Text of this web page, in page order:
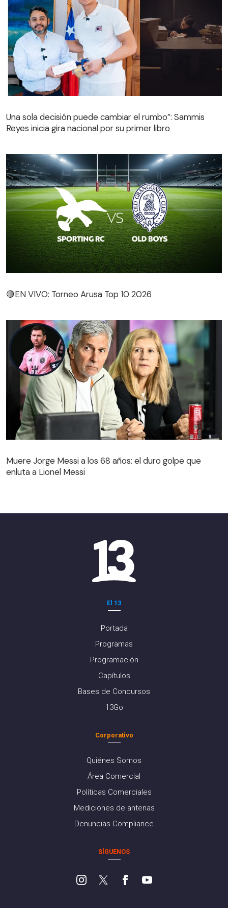
Una sola decisión puede cambiar el rumbo”: Sammis
Reyes inicia gira nacional por su primer libro
🔴EN VIVO: Torneo Arusa Top 10 2026
Muere Jorge Messi a los 68 años: el duro golpe que
enluta a Lionel Messi
El 13
Portada
Programas
Programación
Capítulos
Bases de Concursos
13Go
Corporativo
Quiénes Somos
Área Comercial
Políticas Comerciales
Mediciones de antenas
Denuncias Compliance
SÍGUENOS